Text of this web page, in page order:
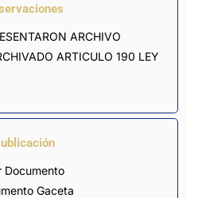
ARCHIVO
ARTICULO 190 LEY
Documento
Gaceta